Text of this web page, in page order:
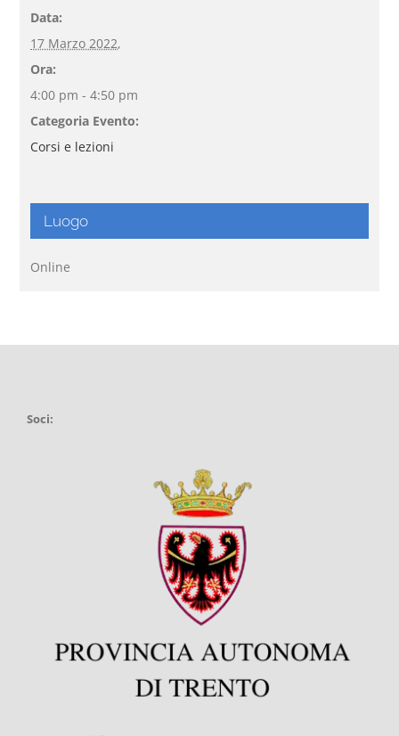
Data:
17 Marzo 2022,
Ora:
4:00 pm - 4:50 pm
Categoria Evento:
Corsi e lezioni
Luogo
Online
Soci: